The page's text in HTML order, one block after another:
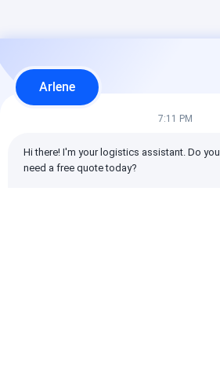
Arlene
7:11 PM
Hi there! I'm your logistics assistant. Do you
need a free quote today?